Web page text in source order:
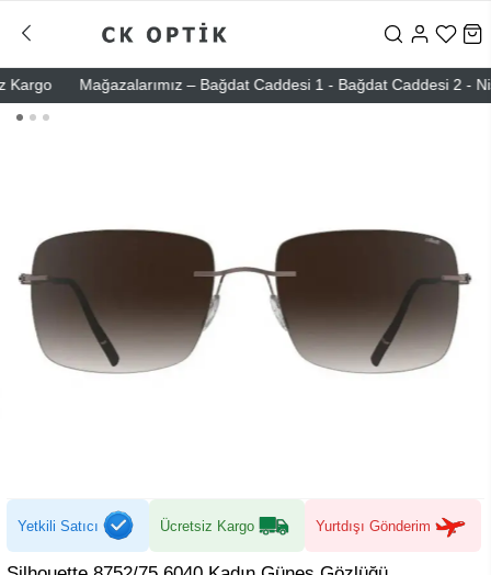
Mağazalarımız – Bağdat Caddesi 1 - Bağdat Caddesi 2 -
Yetkili Satıcı Ücretsiz Kargo Yurtdışı Gönderim